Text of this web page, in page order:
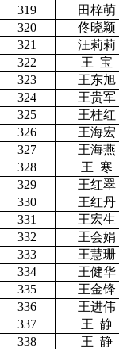
319
田梓萌
320
佟晓颖
321
汪莉莉
322 王 宝
323
王东旭
324
王贵军
325
王桂红
326
王海宏
327
王海燕
328 王 寒
329
王红翠
330
王红丹
331
王宏生
332
王会娟
333
王慧珊
334
王健华
335
王金锋
336
王进伟
337 王 静
338 王 静